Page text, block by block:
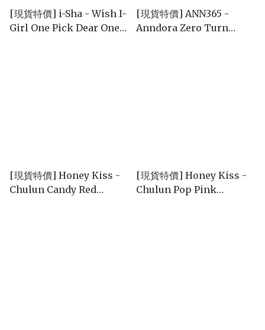
[現貨特價] i-Sha - Wish I-
Girl One Pick Dear One
[現貨特價] ANN365 -
Anndora Zero Turn
[現貨特價] Honey Kiss -
Chulun Candy Red
[現貨特價] Honey Kiss -
Chulun Pop Pink